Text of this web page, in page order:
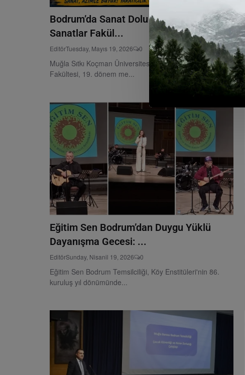
Bodrum’da Sanat Dolu Mezuniyet: Güzel
Sanatlar Fakül...
EditörTuesday, Mayıs 19, 2026 0
Muğla Sıtkı Koçman Üniversitesi Bodrum Güzel Sanatlar
Fakültesi, 19. dönem me...
Eğitim Sen Bodrum’dan Duygu Yüklü
Dayanışma Gecesi: ...
EditörSunday, Nisanil 19, 2026 0
Eğitim Sen Bodrum Temsilciliği, Köy Enstitüleri'nin 86.
kuruluş yıl dönümünde...